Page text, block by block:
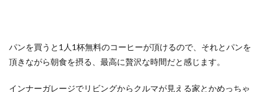
パンを買うと1人1杯無料のコーヒーが頂けるので、それとパンを
頂きながら朝食を摂る、最高に贅沢な時間だと感じます。
インナーガレージでリビングからクルマが見える家とかめっちゃ